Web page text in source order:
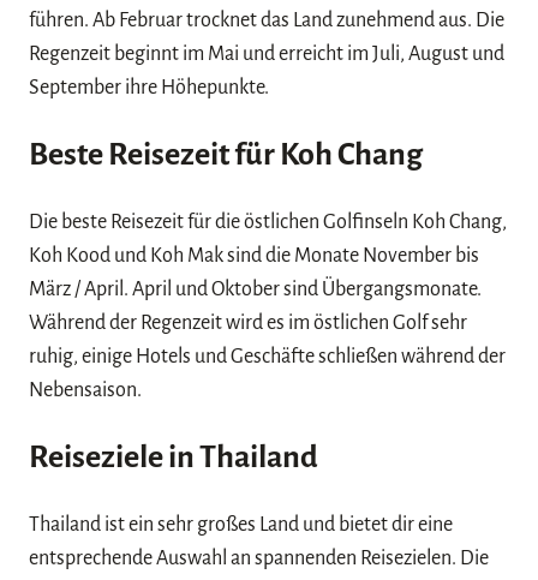
führen. Ab Februar trocknet das Land zunehmend aus. Die
Regenzeit beginnt im Mai und erreicht im Juli, August und
September ihre Höhepunkte.
Beste Reisezeit für Koh Chang
Die beste Reisezeit für die östlichen Golfinseln Koh Chang,
Koh Kood und Koh Mak sind die Monate November bis
März / April. April und Oktober sind Übergangsmonate.
Während der Regenzeit wird es im östlichen Golf sehr
ruhig, einige Hotels und Geschäfte schließen während der
Nebensaison.
Reiseziele in Thailand
Thailand ist ein sehr großes Land und bietet dir eine
entsprechende Auswahl an spannenden Reisezielen. Die